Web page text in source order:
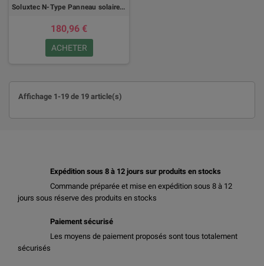
Soluxtec N-Type Panneau solaire 420 Wc DMMXSCNi420BB
180,96 €
ACHETER
Affichage 1-19 de 19 article(s)
Expédition sous 8 à 12 jours sur produits en stocks
Commande préparée et mise en expédition sous 8 à 12
jours sous réserve des produits en stocks
Paiement sécurisé
Les moyens de paiement proposés sont tous totalement
sécurisés